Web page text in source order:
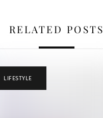
RELATED POSTS
LIFESTYLE